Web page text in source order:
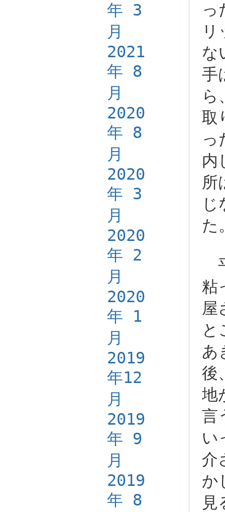
年 3
月
2021
年 8
月
2020
年 8
月
2020
年 3
月
2020
年 2
月
2020
年 1
月
2019
年12
月
2019
年 9
月
2019
年 8
っ
な
手
ら
取
っ
内
所
じ
た
粘
屋
と
あ
後
地
言
い
介
か
見